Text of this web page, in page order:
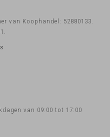
van Koophandel: 52880133.
van 09:00 tot 17:00